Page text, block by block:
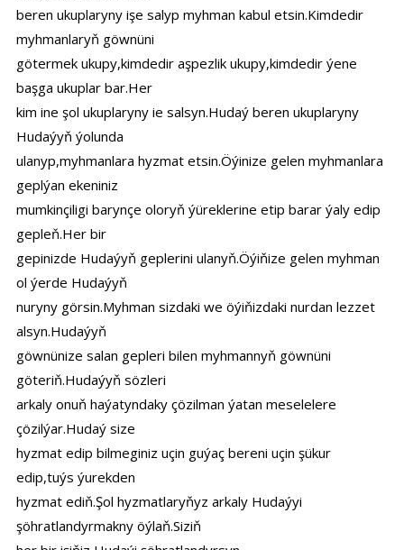
beren ukuplaryny işe salyp myhman kabul etsin.Kimdedir
myhmanlaryň göwnüni
götermek ukupy,kimdedir aşpezlik ukupy,kimdedir ýene
başga ukuplar bar.Her
kim ine şol ukuplaryny ie salsyn.Hudaý beren ukuplaryny
Hudaýyň ýolunda
ulanyp,myhmanlara hyzmat etsin.Öýinize gelen myhmanlara
geplýan ekeniniz
mumkinçiligi barynçe oloryň ýüreklerine etip barar ýaly edip
gepleň.Her bir
gepinizde Hudaýyň geplerini ulanyň.Öýiňize gelen myhman
ol ýerde Hudaýyň
nuryny görsin.Myhman sizdaki we öýiňizdaki nurdan lezzet
alsyn.Hudaýyň
göwnünize salan gepleri bilen myhmannyň göwnüni
göteriň.Hudaýyň sözleri
arkaly onuň haýatyndaky çözilman ýatan meselelere
çözilýar.Hudaý size
hyzmat edip bilmeginiz uçin guýaç bereni uçin şükur
edip,tuýs ýurekden
hyzmat ediň.Şol hyzmatlaryňyz arkaly Hudaýyi
şöhratlandyrmakny öýlaň.Siziň